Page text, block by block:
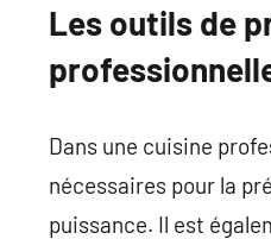
Les outils de
Dans une cuisine
nécessaires pour la
puissance. Il est